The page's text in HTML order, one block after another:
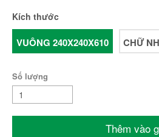
Kích thước
VUÔNG 240X240X610 CHỮ
Số lượng
Thêm vào